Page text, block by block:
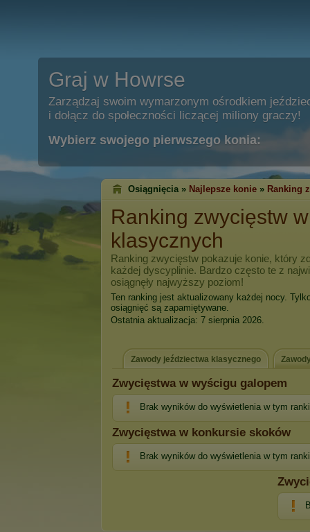
Graj w Howrse
Zarządzaj swoim wymarzonym ośrodkiem
i dołącz do społeczności liczącej miliony graczy!
Wybierz swojego pierwszego konia:
Osiągnięcia » Najlepsze konie » Ranking
Ranking zwycięstw
klasycznych
Ranking zwycięstw pokazuje konie, który
każdej dyscyplinie. Bardzo często te z
osiągnęły najwyższy poziom!
Ten ranking jest aktualizowany każdej nocy.
osiągnięć są zapamiętywane.
Ostatnia aktualizacja: 7 sierpnia 2026.
Zawody jeździectwa klasycznego
Zwycięstwa w wyścigu galopem
Brak wyników do wyświetlenia w tym
Zwycięstwa w konkursie skoków
Brak wyników do wyświetlenia w tym